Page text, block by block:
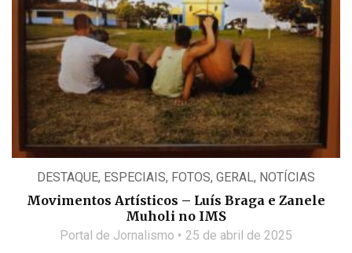
DESTAQUE, ESPECIAIS, FOTOS, GERAL, NOTÍCIAS
Movimentos Artísticos – Luís Braga e Zanele
Muholi no IMS
Portal de Jornalismo 25 de abril de 2025